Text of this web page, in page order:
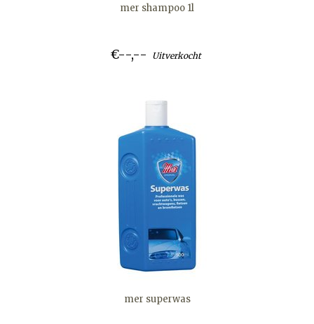
mer shampoo 1l
€--,-- Uitverkocht
mer superwas